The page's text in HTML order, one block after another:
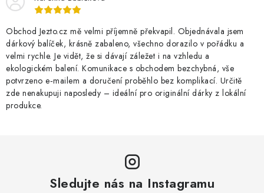
Obchod Jezto.cz mě velmi příjemně překvapil. Objednávala jsem
dárkový balíček, krásně zabaleno, všechno dorazilo v pořádku a
velmi rychle. Je vidět, že si dávají záležet i na vzhledu a
ekologickém balení. Komunikace s obchodem bezchybná, vše
potvrzeno e‑mailem a doručení proběhlo bez komplikací. Určitě
zde nenakupuji naposledy – ideální pro originální dárky z lokální
produkce.
Sledujte nás na Instagramu